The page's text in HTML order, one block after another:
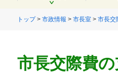
開く
トップ> 市政情報 > 市長室 > 市長交
市長交際費の